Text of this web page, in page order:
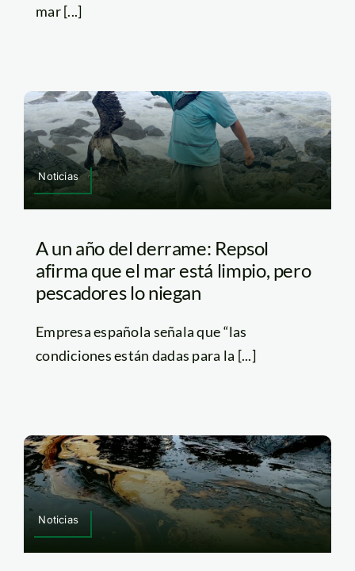
mar [...]
Noticias
A un año del derrame: Repsol
afirma que el mar está limpio, pero
pescadores lo niegan
Empresa española señala que “las
condiciones están dadas para la [...]
Noticias